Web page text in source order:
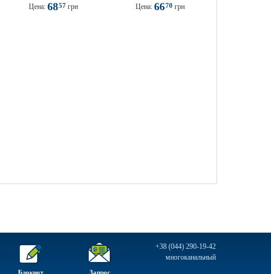
Цена: 6857 грн Цена: 6670 грн
+38 (044) 290-19-42
многоканальный
Запрос
Блокнот